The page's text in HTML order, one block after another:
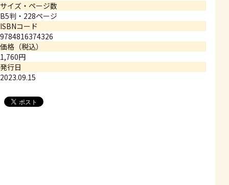
サイズ・ページ数
B5判・228ページ
ISBNコード
9784816374326
価格（税込）
1,760円
発行日
2023.09.15